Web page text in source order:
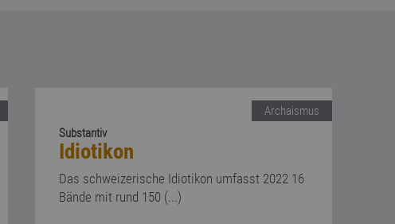
Archaismus
Substantiv
Idiotikon
Das schweizerische Idiotikon umfasst 2022 16
Bände mit rund 150 (...)